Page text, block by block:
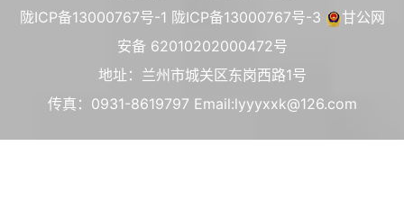
陇ICP备13000767号-1 陇ICP备13000767号-3
甘公网
安备 62010202000472号
地址：兰州市城关区东岗西路1号
传真：0931-8619797 Email:lyyyxxk@126.com